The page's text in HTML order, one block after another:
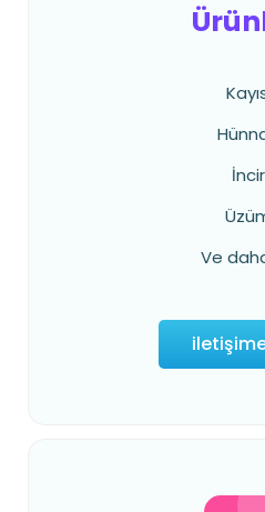
İncir
Ve